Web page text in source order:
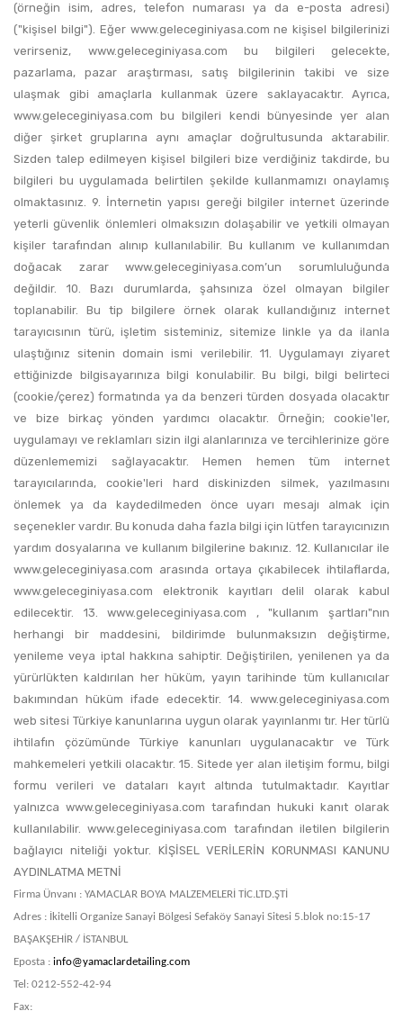
(örneğin isim, adres, telefon numarası ya da e-posta adresi)
("kişisel bilgi"). Eğer www.geleceginiyasa.com ne kişisel bilgilerinizi
verirseniz, www.geleceginiyasa.com bu bilgileri gelecekte,
pazarlama, pazar araştırması, satış bilgilerinin takibi ve size
ulaşmak gibi amaçlarla kullanmak üzere saklayacaktır. Ayrıca,
www.geleceginiyasa.com bu bilgileri kendi bünyesinde yer alan
diğer şirket gruplarına aynı amaçlar doğrultusunda aktarabilir.
Sizden talep edilmeyen kişisel bilgileri bize verdiğiniz takdirde, bu
bilgileri bu uygulamada belirtilen şekilde kullanmamızı onaylamış
olmaktasınız. 9. İnternetin yapısı gereği bilgiler internet üzerinde
yeterli güvenlik önlemleri olmaksızın dolaşabilir ve yetkili olmayan
kişiler tarafından alınıp kullanılabilir. Bu kullanım ve kullanımdan
doğacak zarar www.geleceginiyasa.com’un sorumluluğunda
değildir. 10. Bazı durumlarda, şahsınıza özel olmayan bilgiler
toplanabilir. Bu tip bilgilere örnek olarak kullandığınız internet
tarayıcısının türü, işletim sisteminiz, sitemize linkle ya da ilanla
ulaştığınız sitenin domain ismi verilebilir. 11. Uygulamayı ziyaret
ettiğinizde bilgisayarınıza bilgi konulabilir. Bu bilgi, bilgi belirteci
(cookie/çerez) formatında ya da benzeri türden dosyada olacaktır
ve bize birkaç yönden yardımcı olacaktır. Örneğin; cookie'ler,
uygulamayı ve reklamları sizin ilgi alanlarınıza ve tercihlerinize göre
düzenlememizi sağlayacaktır. Hemen hemen tüm internet
tarayıcılarında, cookie'leri hard diskinizden silmek, yazılmasını
önlemek ya da kaydedilmeden önce uyarı mesajı almak için
seçenekler vardır. Bu konuda daha fazla bilgi için lütfen tarayıcınızın
yardım dosyalarına ve kullanım bilgilerine bakınız. 12. Kullanıcılar ile
www.geleceginiyasa.com arasında ortaya çıkabilecek ihtilaflarda,
www.geleceginiyasa.com elektronik kayıtları delil olarak kabul
edilecektir. 13. www.geleceginiyasa.com , "kullanım şartları"nın
herhangi bir maddesini, bildirimde bulunmaksızın değiştirme,
yenileme veya iptal hakkına sahiptir. Değiştirilen, yenilenen ya da
yürürlükten kaldırılan her hüküm, yayın tarihinde tüm kullanıcılar
bakımından hüküm ifade edecektir. 14. www.geleceginiyasa.com
web sitesi Türkiye kanunlarına uygun olarak yayınlanmı tır. Her türlü
ihtilafın çözümünde Türkiye kanunları uygulanacaktır ve Türk
mahkemeleri yetkili olacaktır. 15. Sitede yer alan iletişim formu, bilgi
formu verileri ve dataları kayıt altında tutulmaktadır. Kayıtlar
yalnızca www.geleceginiyasa.com tarafından hukuki kanıt olarak
kullanılabilir. www.geleceginiyasa.com tarafından iletilen bilgilerin
bağlayıcı niteliği yoktur. KİŞİSEL VERİLERİN KORUNMASI KANUNU
AYDINLATMA METNİ
Firma Ünvanı : YAMACLAR BOYA MALZEMELERİ TİC.LTD.ŞTİ
Adres : İkitelli Organize Sanayi Bölgesi Sefaköy Sanayi Sitesi 5.blok no:15-17
BAŞAKŞEHİR / İSTANBUL
Eposta : info@yamaclardetailing.com
Tel: 0212-552-42-94
Fax: